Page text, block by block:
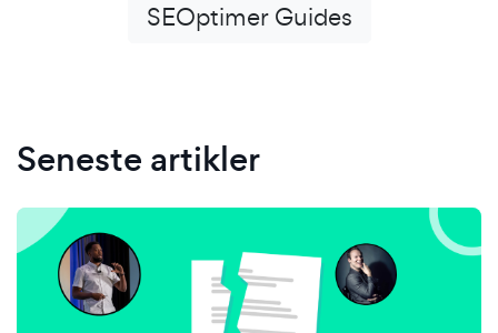
SEOptimer Guides
Seneste artikler